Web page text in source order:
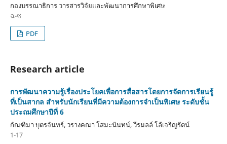
กองบรรณาธิการ วารสารวิจัยและพัฒนาการศึกษาพิเศษ
ฉ-ซ
PDF
Research article
การพัฒนาความรู้เรื่องประโยคเพื่อการสื่อสารโดยการจัดการเรียนรู้
ที่เป็นสากล สำหรับนักเรียนที่มีความต้องการจำเป็นพิเศษ ระดับชั้น
ประถมศึกษาปีที่ 6
กัณฑิมา บุตรจันทร์, วรางคณา โสมะนันทน์, วีรมลล์ โล้เจริญรัตน์
1-17